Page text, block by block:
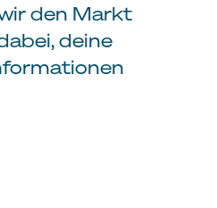
den Markt
deine